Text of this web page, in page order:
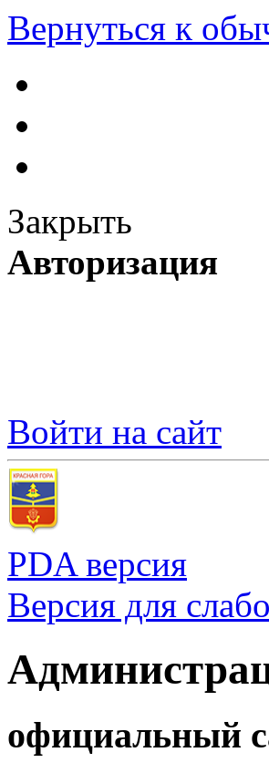
Вернуться к
Закрыть
Авторизация
Войти на сайт
PDA версия
Версия для
официальный